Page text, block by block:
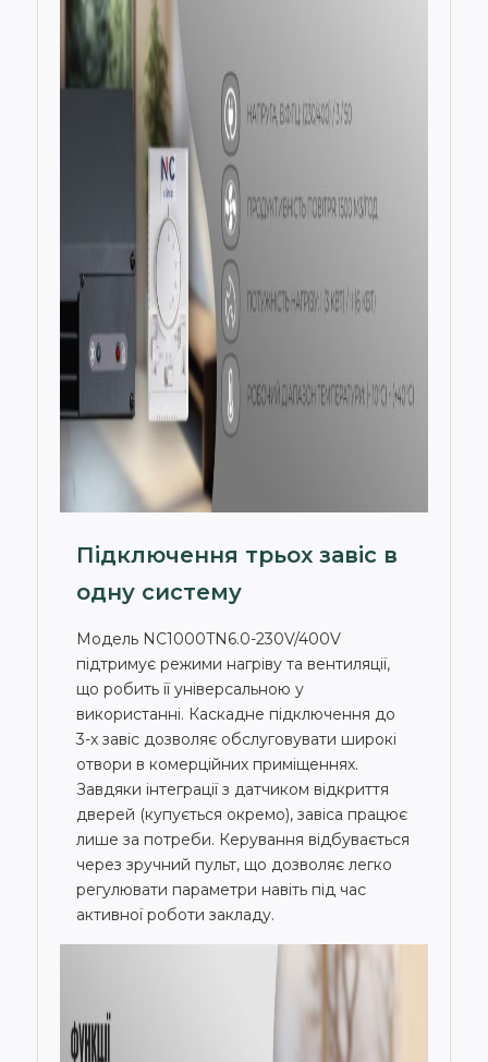
Підключення трьох завіс в
одну систему
Модель NC1000TN6.0-230V/400V
підтримує режими нагріву та вентиляції,
що робить її універсальною у
використанні. Каскадне підключення до
3-х завіс дозволяє обслуговувати широкі
отвори в комерційних приміщеннях.
Завдяки інтеграції з датчиком відкриття
дверей (купується окремо), завіса працює
лише за потреби. Керування відбувається
через зручний пульт, що дозволяє легко
регулювати параметри навіть під час
активної роботи закладу.